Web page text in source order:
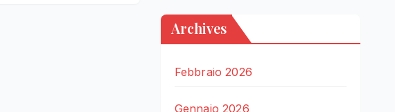
Archives
Febbraio 2026
Gennaio 2026